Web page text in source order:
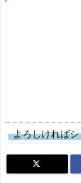
よろしければ